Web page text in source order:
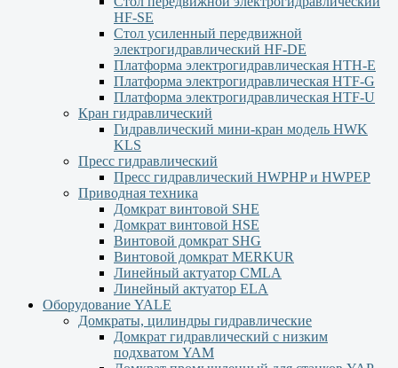
HF-SE
Стол усиленный передвижной
электрогидравлический HF-DE
Платформа электрогидравлическая HTH-E
Платформа электрогидравлическая HTF-G
Платформа электрогидравлическая HTF-U
Кран гидравлический
Гидравлический мини-кран модель HWK
KLS
Пресс гидравлический
Пресс гидравлический HWPHP и HWPEP
Приводная техника
Домкрат винтовой SHE
Домкрат винтовой HSE
Винтовой домкрат SHG
Винтовой домкрат MERKUR
Линейный актуатор CMLA
Линейный актуатор ЕLA
Оборудование YALE
Домкраты, цилиндры гидравлические
Домкрат гидравлический с низким
подхватом YAM